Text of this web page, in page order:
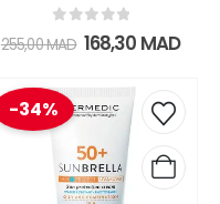
out of 5
255,00MAD 168,30 MAD
-34%